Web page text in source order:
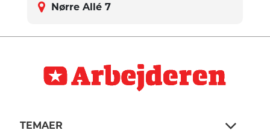
Nørre Allé 7
TEMAER